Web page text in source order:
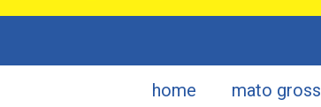
home mato